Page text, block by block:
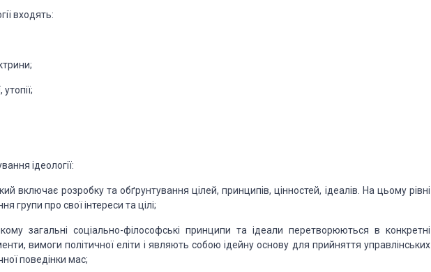
входять:
ідеології:
включає розробкута обґрунтування цілей, принципів, цінностей, ідеалів. На цьому рівні
групи про свої інтереси та цілі;
загальні соціально-філософські принципи та ідеали перетворюються в конкретні
вимоги політичної еліти і являють собою ідейну основу для прийняття управлінських
поведінки мас;